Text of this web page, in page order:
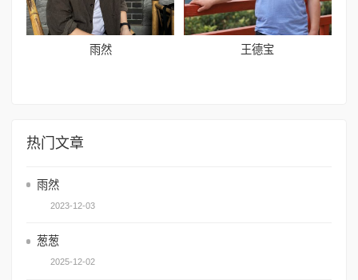
雨然 王德宝
热门文章
雨然
2023-12-03
葱葱
2025-12-02